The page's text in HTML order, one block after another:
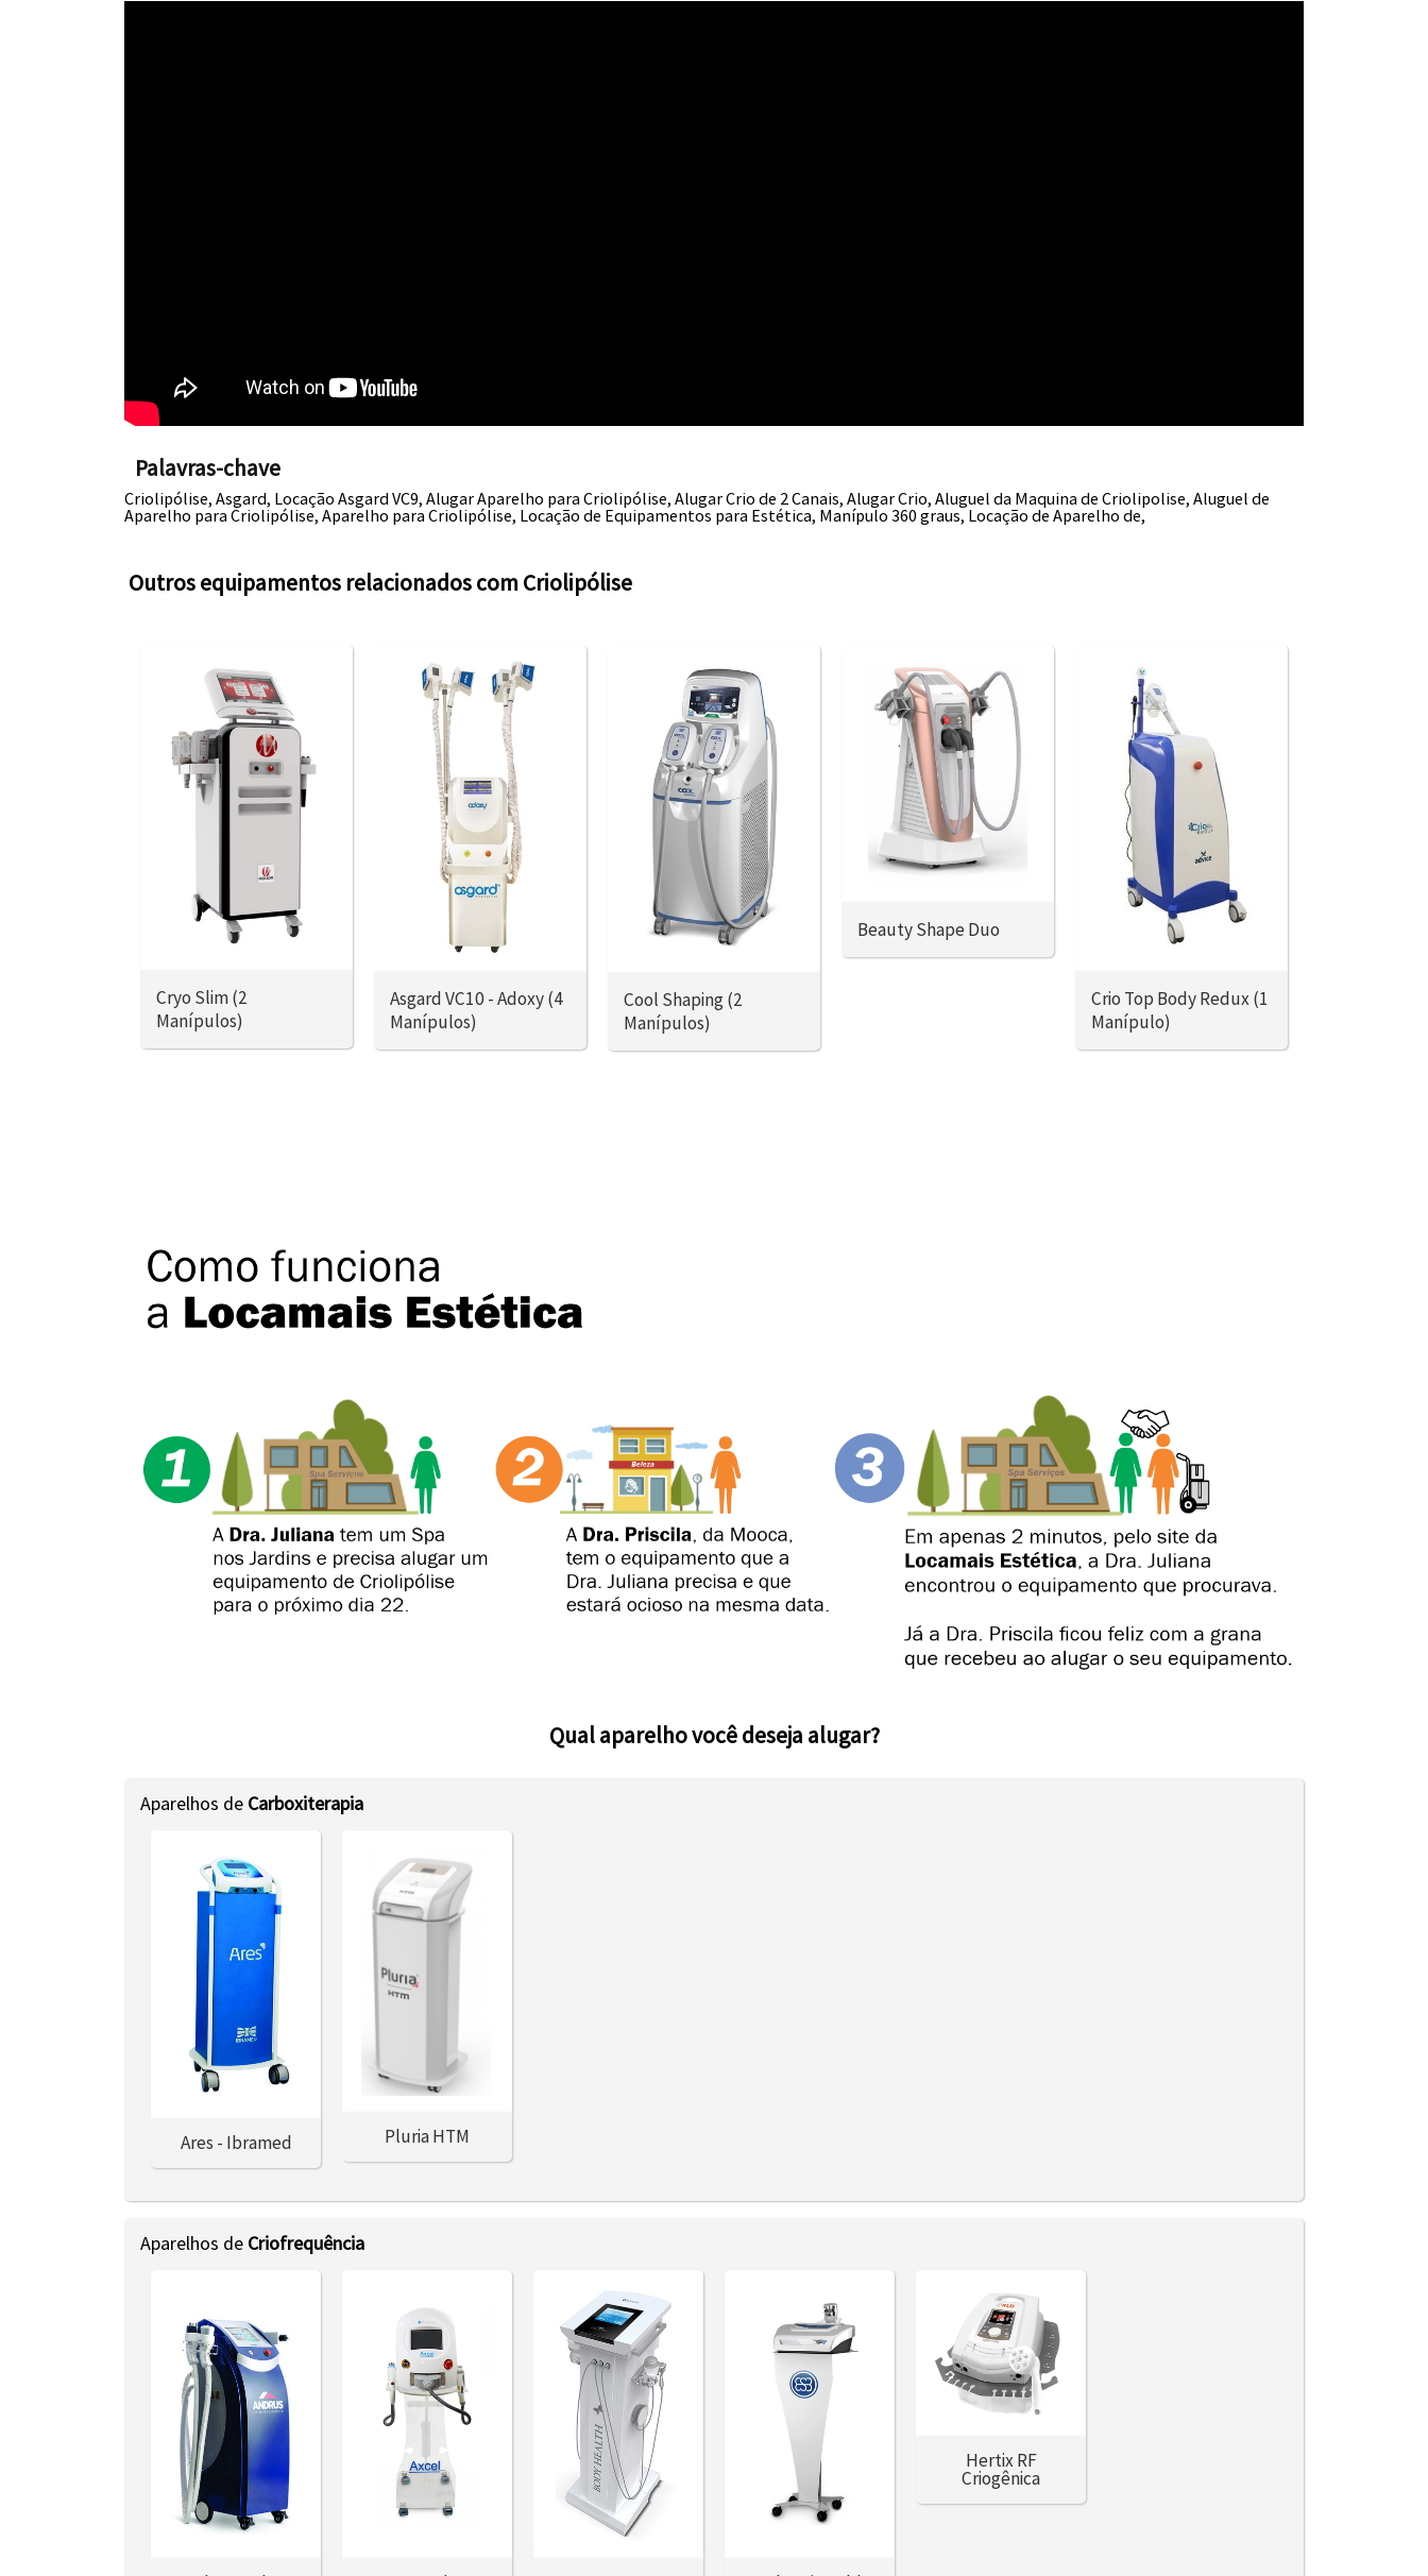
Palavras-chave
Criolipólise, Asgard, Locação Asgard VC9, Alugar Aparelho para Criolipólise, Alugar Crio de 2 Canais, Alugar Crio, Aluguel da Maquina de Criolipolise, Aluguel de
Aparelho para Criolipólise, Aparelho para Criolipólise, Locação de Equipamentos para Estética, Manípulo 360 graus, Locação de Aparelho de,
Outros equipamentos relacionados com Criolipólise
Cryo Slim (2
Manípulos)
Asgard VC10 - Adoxy (4
Manípulos)
Cool Shaping (2
Manípulos)
Beauty Shape Duo
Crio Top Body Redux (1
Manípulo)
Qual aparelho você deseja alugar?
Aparelhos de Carboxiterapia
Ares - Ibramed Pluria HTM
Aparelhos de Criofrequência
Hertix RF
Criogênica